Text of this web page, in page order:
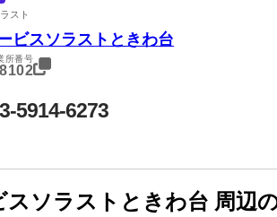
スト
ビスソラストときわ台
所番号
5914-6273
スソラストときわ台 周辺